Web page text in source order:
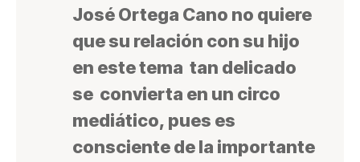
José Ortega Cano no quiere
que su relación con su hijo
en este tema tan delicado
se convierta en un circo
mediático, pues es
consciente de la importante